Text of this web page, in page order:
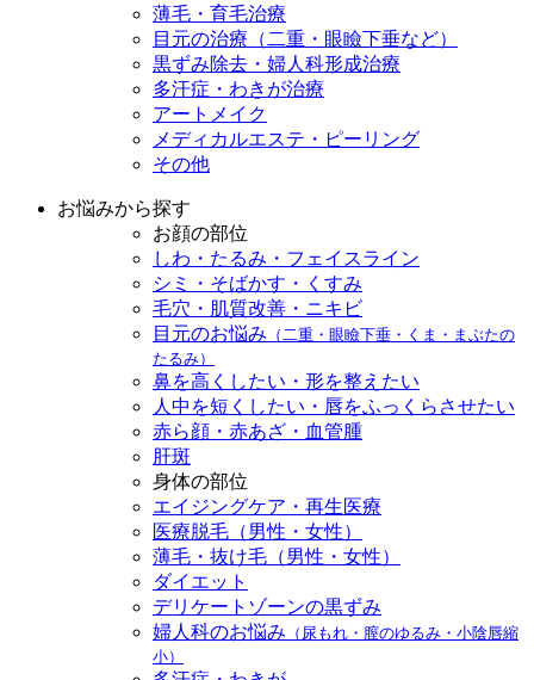
薄毛・育毛治療
目元の治療（二重・眼瞼下垂など）
黒ずみ除去・婦人科形成治療
多汗症・わきが治療
アートメイク
メディカルエステ・ピーリング
その他
お悩みから探す
お顔の部位
しわ・たるみ・フェイスライン
シミ・そばかす・くすみ
毛穴・肌質改善・ニキビ
目元のお悩み （二重・眼瞼下垂・くま・まぶたの
たるみ）
鼻を高くしたい・形を整えたい
人中を短くしたい・唇をふっくらさせたい
赤ら顔・赤あざ・血管腫
肝斑
身体の部位
エイジングケア・再生医療
医療脱毛（男性・女性）
薄毛・抜け毛（男性・女性）
ダイエット
デリケートゾーンの黒ずみ
婦人科のお悩み （尿もれ・膣のゆるみ・小陰唇縮
小）